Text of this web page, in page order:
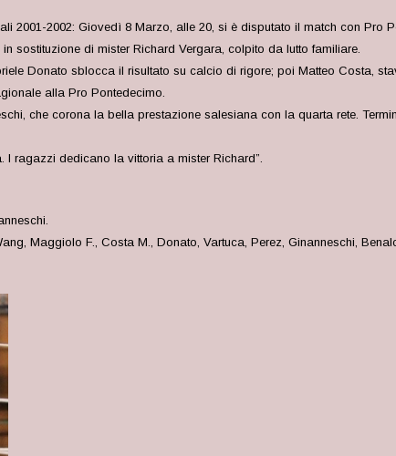
2001-2002: Giovedì 8 Marzo, alle 20, si è disputato il match con Pro
sostituzione di mister Richard Vergara, colpito da lutto familiare.
Donato sblocca il risultato su calcio di rigore; poi Matteo Costa,
alla Pro Pontedecimo.
che corona la bella prestazione salesiana con la quarta rete.
I ragazzi dedicano la vittoria a mister Richard”.
Maggiolo F., Costa M., Donato, Vartuca, Perez, Ginanneschi,